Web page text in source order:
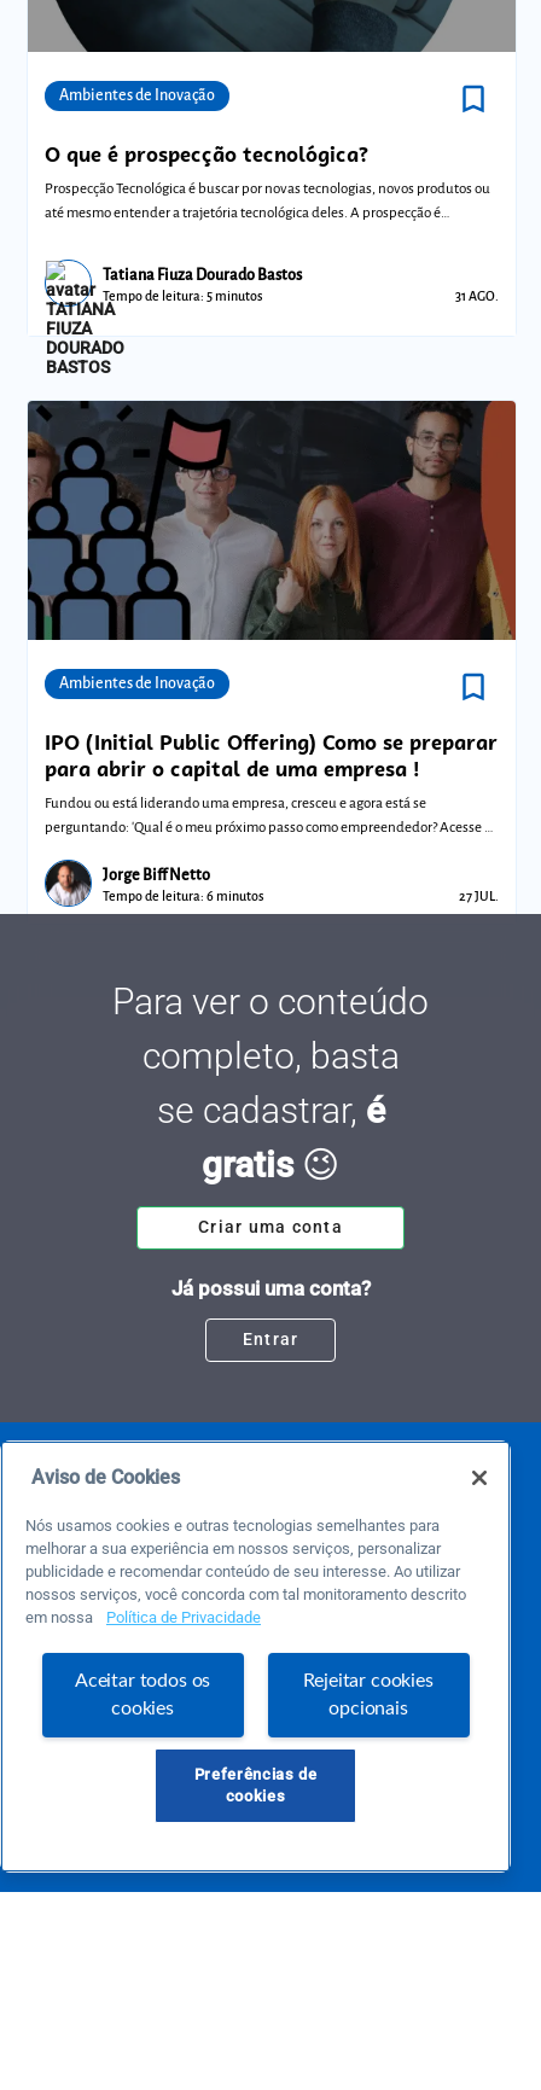
Ambientes de Inovação bookmark_border
O que é prospecção tecnológica?
Prospecção Tecnológica é buscar por novas tecnologias, novos produtos ou
até mesmo entender a trajetória tecnológica deles. A prospecção é
Tatiana Fiuza Dourado Bastos
Tempo de leitura: 5 minutos 31 AGO.
Ambientes de Inovação bookmark_border
IPO (Initial Public Offering) Como se preparar
para abrir o capital de uma empresa !
Fundou ou está liderando uma empresa, cresceu e agora está se
perguntando: 'Qual é o meu próximo passo como empreendedor? Acesse e
Jorge Biff Netto
Tempo de leitura: 6 minutos 27 JUL.
Para ver o conteúdo
completo, basta
se cadastrar, é
gratis😉
Criar uma conta
Já possui uma conta?
Entrar
Este é um blog colaborativo.
O Sebrae não se responsabiliza pelo conteúdo publicado por terceiros.
pertinentes e temas específicos que se conecte com a realidade da sua empresa.
E claro, conte sempre com o Sebrae/PR, em todos os momentos de sua vida
Aviso de Cookies
Nós usamos cookies e outras tecnologias semelhantes para
melhorar a sua experiência em nossos serviços, personalizar
publicidade e recomendar conteúdo de seu interesse. Ao utilizar
nossos serviços, você concorda com tal monitoramento descrito
em nossa
Política de Privacidade
Aceitar todos os
cookies
Rejeitar cookies
opcionais
Preferências de
cookies